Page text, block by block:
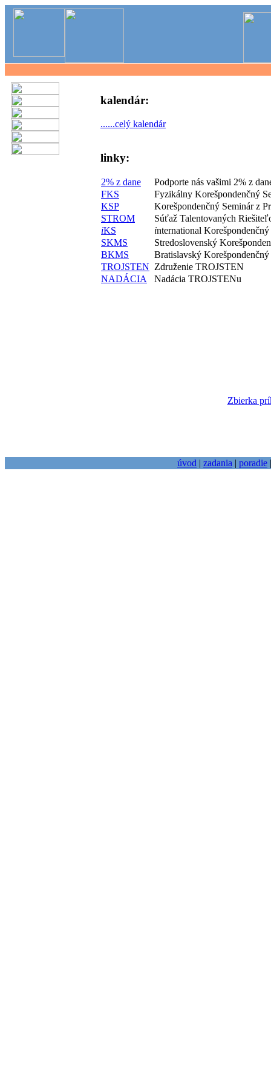
kalendár:
......celý kalendár
linky:
2% z dane
Podporte nás vašimi 2% z
FKS
Fyzikálny Korešpondenčný
KSP
Korešpondenčný Seminár z
STROM
Súťaž Talentovaných
iKS international Korešpondenčný
SKMS
Stredoslovenský
BKMS
Bratislavský
TROJSTEN Združenie TROJSTEN
NADÁCIA
Nadácia TROJSTENu
Zbierka
úvod | zadania | poradie